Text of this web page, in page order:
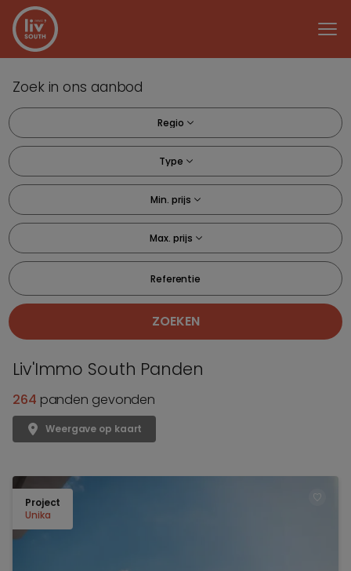
Menu overslaan en naar de inhoud gaan
Zoek in ons aanbod
Regio
Type
Min. prijs
Max. prijs
Referentie
ZOEKEN
Liv'Immo South Panden
264 panden gevonden
Weergave op kaart
Project
Unika